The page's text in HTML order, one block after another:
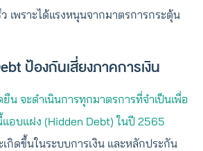
เพราะได้แรงหนุนจากมาตรการกระตุ้น
ป้องกันเสี่ยงภาคการเงิน
น จะดำเนินการทุกมาตรการที่จำเป็นเพื่อ
อบแฝง (Hidden Debt) ในปี 2565
กิดขึ้นในระบบการเงิน และหลักประกัน